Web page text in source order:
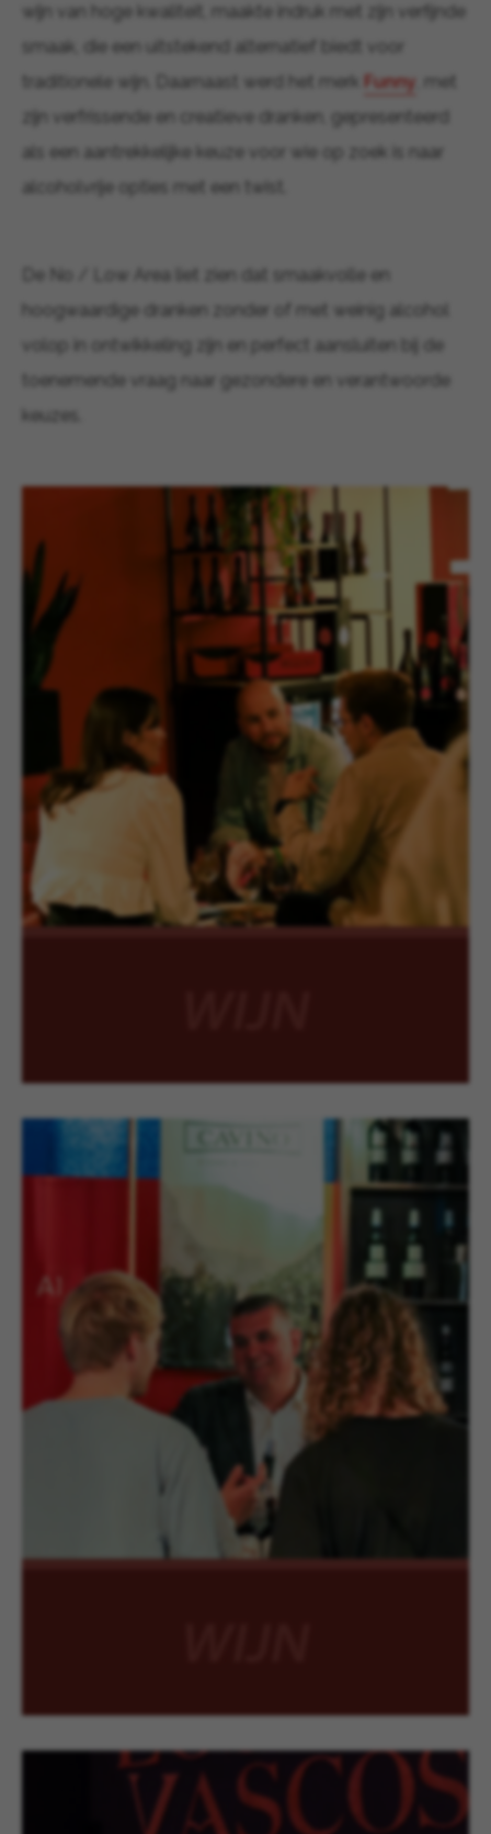
wijn van hoge kwaliteit, maakte indruk met zijn verfijnde
smaak, die een uitstekend alternatief biedt voor
traditionele wijn. Daarnaast werd het merk
Funny
, met
zijn verfrissende en creatieve dranken, gepresenteerd
als een aantrekkelijke keuze voor wie op zoek is naar
alcoholvrije opties met een twist.
De No / Low Area liet zien dat smaakvolle en
hoogwaardige dranken zonder of met weinig alcohol
volop in ontwikkeling zijn en perfect aansluiten bij de
toenemende vraag naar gezondere en verantwoorde
keuzes.